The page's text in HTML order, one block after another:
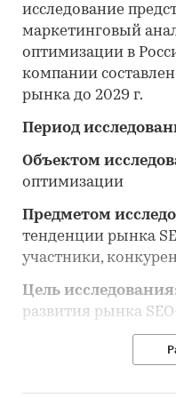
исследование
маркетинговый
оптимизации в
компании
рынка до 2029 г.
Период
Объектом
оптимизации
Предметом
тенденции рынка
участники,
Цель
развития рынка
Задачи